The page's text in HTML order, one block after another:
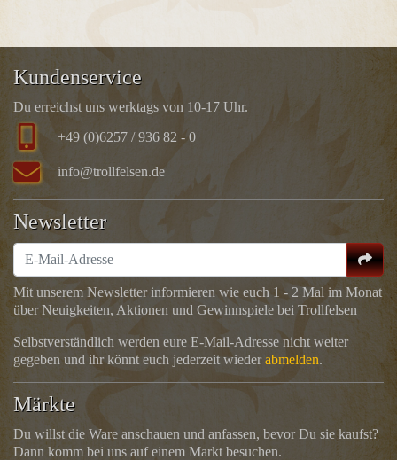
Kundenservice
Du erreichst uns werktags von 10-17 Uhr.
+49 (0)6257 / 936 82 - 0
info@trollfelsen.de
Newsletter
Mit unserem Newsletter informieren wie euch 1 - 2 Mal im Monat
über Neuigkeiten, Aktionen und Gewinnspiele bei Trollfelsen
Selbstverständlich werden eure E-Mail-Adresse nicht weiter
gegeben und ihr könnt euch jederzeit wiederabmelden.
Märkte
Du willst die Ware anschauen und anfassen, bevor Du sie kaufst?
Dann komm bei uns auf einem Markt besuchen.